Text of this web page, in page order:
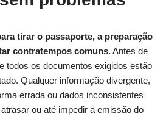
tirar o passaporte, a preparação
contratempos comuns.Antes de
todos os documentos exigidos estão
Qualquer informação divergente,
errada ou dados inconsistentes
ou até impedir a emissão do